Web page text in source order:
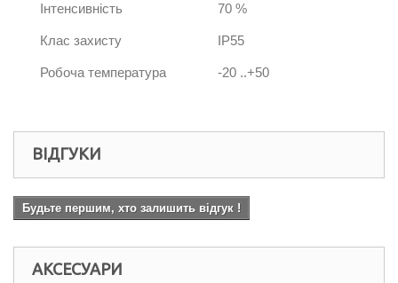
Інтенсивність 70 %
Клас захисту IP55
Робоча температура -20 ..+50
ВІДГУКИ
Будьте першим, хто залишить відгук !
АКСЕСУАРИ